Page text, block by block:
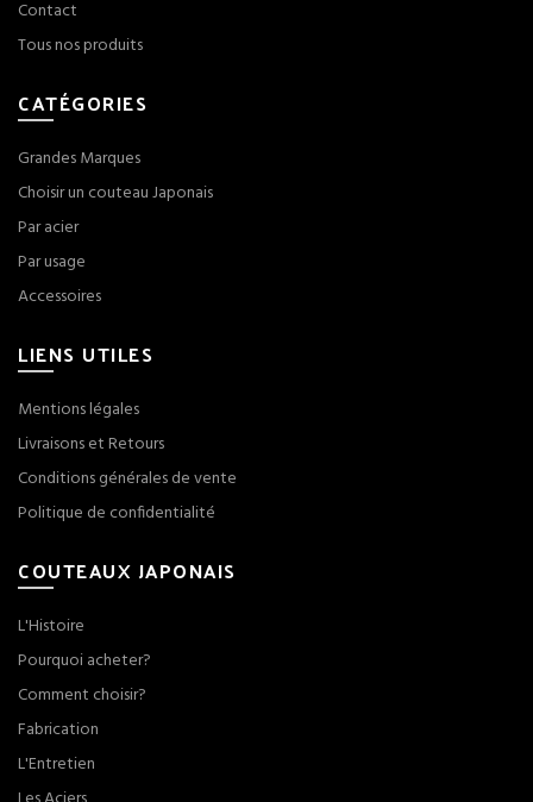
Contact
Tous nos produits
CATÉGORIES
Grandes Marques
Choisir un couteau Japonais
Par acier
Par usage
Accessoires
LIENS UTILES
Mentions légales
Livraisons et Retours
Conditions générales de vente
Politique de confidentialité
COUTEAUX JAPONAIS
L'Histoire
Pourquoi acheter?
Comment choisir?
Fabrication
L'Entretien